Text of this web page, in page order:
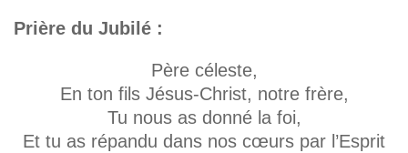
Prière du Jubilé :
Père céleste,
En ton fils Jésus-Christ, notre frère,
Tu nous as donné la foi,
Et tu as répandu dans nos cœurs par l’Esprit